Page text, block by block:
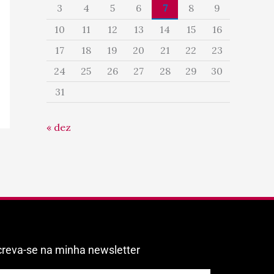
3 4 5 6 7 8
9
10
11 12 13 14 15
16
17
18 19 20 21 22
23
24
25 26 27 28 29
30
31
« dez
se na minha newsletter